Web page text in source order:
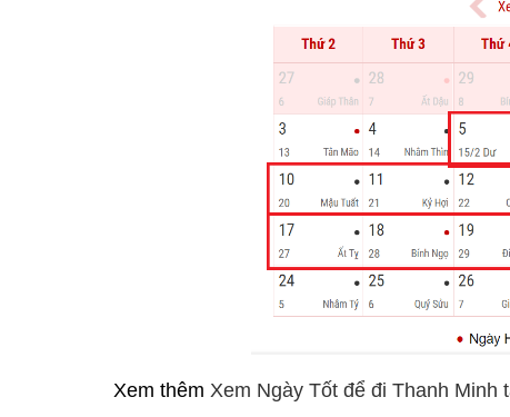
Xem thêm Xem Ngày Tốt để đi Thanh Minh